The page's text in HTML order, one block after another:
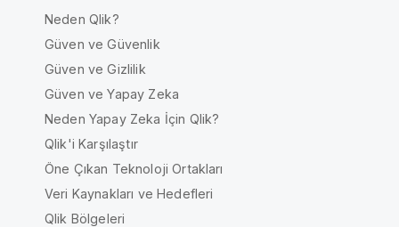
Neden Qlik?
Güven ve Güvenlik
Güven ve Gizlilik
Güven ve Yapay Zeka
Neden Yapay Zeka İçin Qlik?
Qlik'i Karşılaştır
Öne Çıkan Teknoloji Ortakları
Veri Kaynakları ve Hedefleri
Qlik Bölgeleri